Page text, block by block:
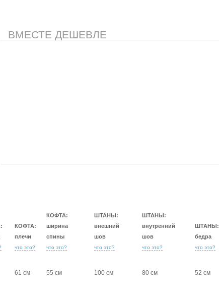
ВМЕСТЕ ДЕШЕВЛЕ
КОФТА:
плечи
что это?
КОФТА:
ширина
спины
что это?
ШТАНЫ:
внешний
шов
что это?
ШТАНЫ:
внутренний
шов
что это?
ШТАНЫ:
бедра
что это?
61 см 55 см 100 см 80 см 52 см